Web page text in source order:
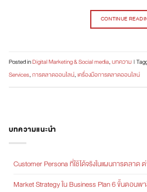
CONTINUE
Posted inDigital Marketing & Social media,บทความ|
Services,การตลาดออนไลน์,เครื่องมือการตลาดออนไลน์
บทความแนะนำ
Customer Persona ที่ใช้ได้จริงในแผนการตลาด
Market Strategy ใน Business Plan 6 ขั้นตอนพ